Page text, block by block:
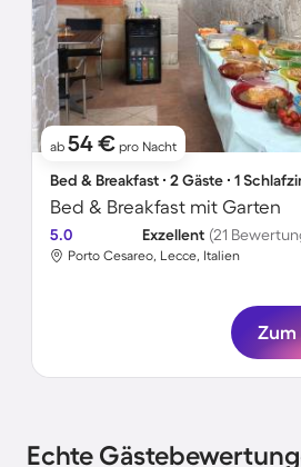
ab 54 € pro Nacht
Bed & Breakfast ∙ 2 Gäste ∙ 1
Bed & Breakfast mit Garten
5.0 Exzellent (21
Porto Cesareo, Lecce, Italien
Echte